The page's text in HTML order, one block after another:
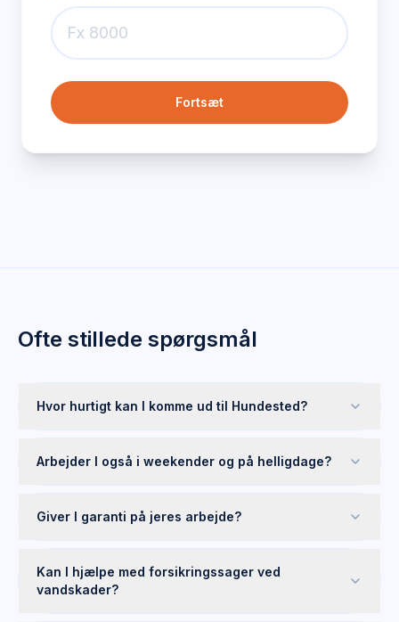
Fortsæt
Ofte stillede spørgsmål
Hvor hurtigt kan I komme ud til Hundested?
Arbejder I også i weekender og på helligdage?
Giver I garanti på jeres arbejde?
Kan I hjælpe med forsikringssager ved
vandskader?